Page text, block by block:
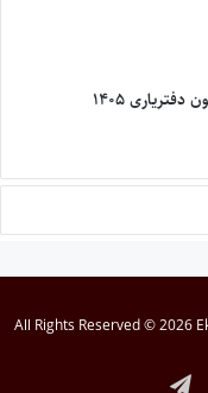
۱۴۰۵
All Rights Reserved © 2026